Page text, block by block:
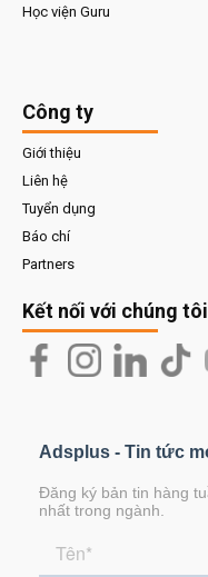
Học viện Guru
Công ty
Giới thiệu
Liên hệ
Tuyển dụng
Báo chí
Partners
Kết nối với chúng tôi